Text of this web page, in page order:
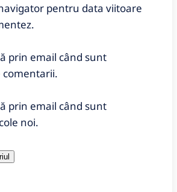
pentru data viitoare
prin email când sunt
comentarii.
prin email când sunt
noi.